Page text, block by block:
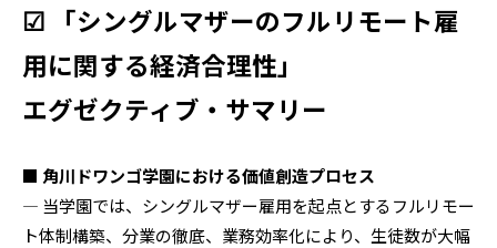
☑︎ 「シングルマザーのフルリモート雇
用に関する経済合理性」
エグゼクティブ・サマリー
■ 角川ドワンゴ学園における価値創造プロセス
— 当学園では、シングルマザー雇用を起点とするフルリモー
ト体制構築、分業の徹底、業務効率化により、生徒数が大幅